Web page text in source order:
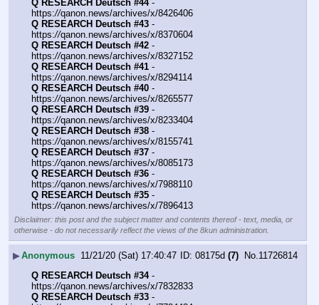
Q RESEARCH Deutsch #44 -
https://qanon.news/archives/x/8426406
Q RESEARCH Deutsch #43 -
https://qanon.news/archives/x/8370604
Q RESEARCH Deutsch #42 -
https://qanon.news/archives/x/8327152
Q RESEARCH Deutsch #41 -
https://qanon.news/archives/x/8294114
Q RESEARCH Deutsch #40 -
https://qanon.news/archives/x/8265577
Q RESEARCH Deutsch #39 -
https://qanon.news/archives/x/8233404
Q RESEARCH Deutsch #38 -
https://qanon.news/archives/x/8155741
Q RESEARCH Deutsch #37 -
https://qanon.news/archives/x/8085173
Q RESEARCH Deutsch #36 -
https://qanon.news/archives/x/7988110
Q RESEARCH Deutsch #35 -
https://qanon.news/archives/x/7896413
Disclaimer: this post and the subject matter and contents thereof - text, media, or
otherwise - do not necessarily reflect the views of the 8kun administration.
▶Anonymous 11/21/20 (Sat) 17:40:47 08175d (7) No. 11726814
Q RESEARCH Deutsch #34 -
https://qanon.news/archives/x/7832833
Q RESEARCH Deutsch #33 -